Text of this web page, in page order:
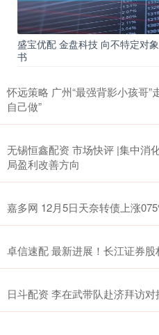
盛宝优配 金盘科技 向不特定对
书
怀远策略 广州“最强背影小孩哥”
自己做”
无锡恒鑫配资 市场快评 |集中消
局盈利改善方向
嘉多网 12月5日天奈转债上涨
卓信速配 最新进展！长江证券股
日斗配资 李在武带队赴济拜访